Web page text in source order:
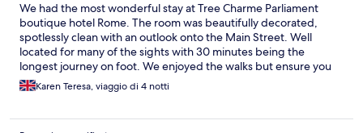
We had the most wonderful stay at Tree Charme Parliament
boutique hotel Rome. The room was beautifully decorated,
spotlessly clean with an outlook onto the Main Street. Well
located for many of the sights with 30 minutes being the
longest journey on foot. We enjoyed the walks but ensure you
have comfy shoes. Breakfast choice was good and the food
presented beautifully..also options for food and drinks later in
more helpful! As were the rest of the team. Would definitely
Karen Teresa, viaggio di 4 notti